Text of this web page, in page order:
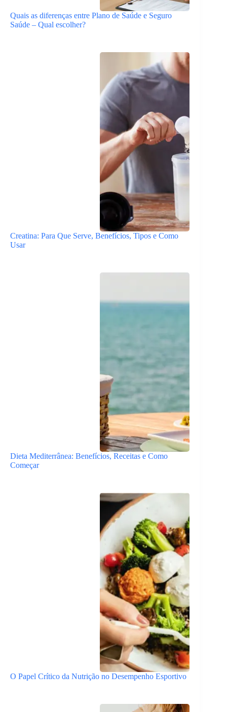
Quais as diferenças entre Plano de Saúde e Seguro
Saúde – Qual escolher?
Creatina: Para Que Serve, Benefícios, Tipos e Como
Usar
Dieta Mediterrânea: Benefícios, Receitas e Como
Começar
O Papel Crítico da Nutrição no Desempenho Esportivo